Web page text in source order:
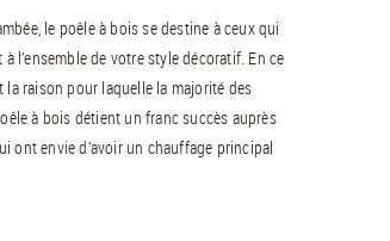
le poêle à bois se destine à ceux qui
l’ensemble de votre style décoratif. En ce
raison pour laquelle la majorité des
à bois détient un franc succès auprès
ont envie d’avoir un chauffage principal